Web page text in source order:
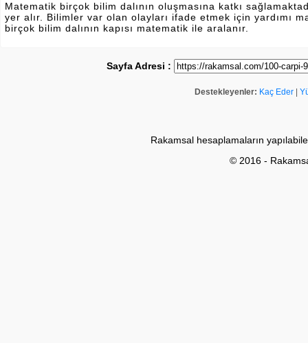
Matematik birçok bilim dalının oluşmasına katkı
yer alır. Bilimler var olan olayları ifade etmek için yardımı
birçok bilim dalının kapısı matematik ile aralanır.
Sayfa Adresi :
Destekleyenler: Kaç Eder
Rakamsal hesaplamaların
© 2016 -